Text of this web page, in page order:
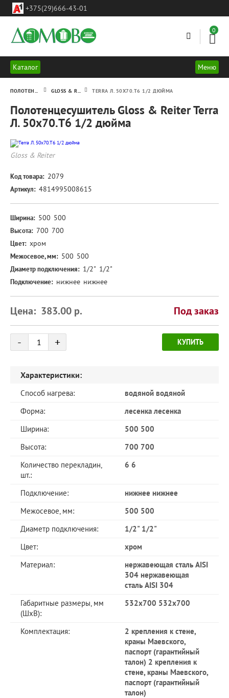
Украинки
г.Минск
+375(29)666-43-01
0
Каталог Меню
Полотенцесушитель Gloss & Reiter Terra
Л. 50x70.Т6 1/2 дюйма
TERRA Л. 50X70.Т6 1/2 ДЮЙМА
Terra
50x70.Т6
1/2
дюйма
Gloss & Reiter
Код товара: 2079
Артикул: 4814995008615
Ширина: 500 500
Высота: 700 700
Цвет: хром
Межосевое, мм: 500 500
Диаметр подключения: 1/2" 1/2"
Подключение: нижнее нижнее
Цена: 383.00 р. Под заказ
-
товара
+ КУПИТЬ
Характеристики:
Способ нагрева:
водяной водяной
Форма:
лесенка лесенка
Ширина:
500 500
Высота:
700 700
Количество перекладин,
шт.:
6 6
Подключение:
нижнее нижнее
Межосевое, мм:
500 500
Диаметр подключения:
1/2" 1/2"
Цвет:
хром
Материал:
нержавеющая сталь AISI
304 нержавеющая
сталь AISI 304
Габаритные размеры, мм
(ШхВ):
532x700 532x700
Комплектация:
2 крепления к стене,
краны Маевского,
паспорт (гарантийный
талон) 2 крепления к
стене, краны Маевского,
паспорт (гарантийный
талон)